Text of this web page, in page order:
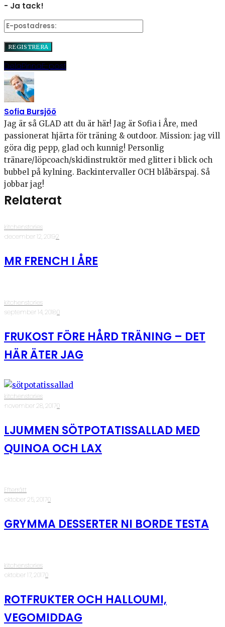
- Ja tack!
DelaPinnaE-post
Sofia Bursjöö
Jag är så GLAD att du är här! Jag är Sofia i Åre, med
passionerat hjärta för träning & outdoor. Mission: jag vill
göra dig pepp, glad och kunnig! Personlig
tränare/löpcoach/skidinstruktör med glitter i blick och
bubbel på kylning. Backintervaller OCH blåbärspaj. Så
jobbar jag!
Relaterat
kitchenstories
·december 12, 2019·2
MR FRENCH I ÅRE
kitchenstories
·september 14, 2018·0
FRUKOST FÖRE HÅRD TRÄNING – DET
HÄR ÄTER JAG
kitchenstories
·november 28, 2017·0
LJUMMEN SÖTPOTATISSALLAD MED
QUINOA OCH LAX
Efterrätt
·oktober 25, 2017·0
GRYMMA DESSERTER NI BORDE TESTA
kitchenstories
·oktober 17, 2017·0
ROTFRUKTER OCH HALLOUMI,
VEGOMIDDAG